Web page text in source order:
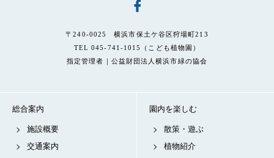
〒240-0025 横浜市保土ケ谷区狩場町213
TEL 045-741-1015（こども植物園）
指定管理者｜公益財団法人横浜市緑の協会
総合案内
施設概要
交通案内
園内を楽しむ
散策・遊ぶ
植物紹介